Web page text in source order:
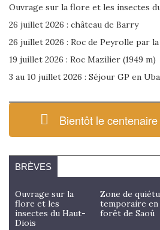
Ouvrage sur la flore et les insectes
26 juillet 2026 : château de Barry
26 juillet 2026 : Roc de Peyrolle par
19 juillet 2026 : Roc Mazilier (1949 m)
3 au 10 juillet 2026 : Séjour GP en
Bientôt le
BRÈVES
Ouvrage sur la
flore et les
insectes du Haut-
Diois
Zone de
temporaire en
forêt de Saoû